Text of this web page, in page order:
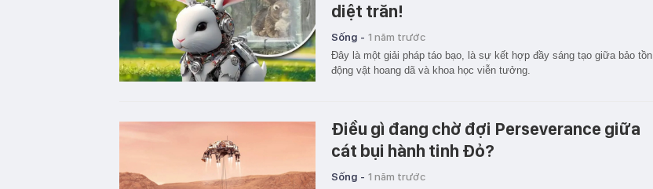
diệt trăn!
Sống - 1 năm trước
Đây là một giải pháp táo bạo, là sự kết hợp đầy sáng tạo giữa bảo tồn
động vật hoang dã và khoa học viễn tưởng.
Điều gì đang chờ đợi Perseverance giữa
cát bụi hành tinh Đỏ?
Sống - 1 năm trước